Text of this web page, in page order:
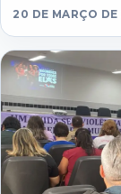
20 DE MARÇO